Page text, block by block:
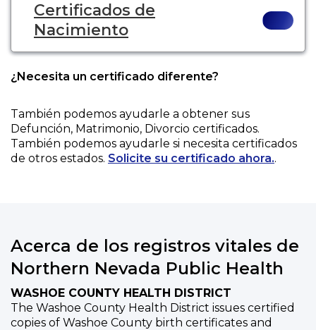
Certificados de
Nacimiento
¿Necesita un certificado diferente?
También podemos ayudarle a obtener sus
Defunción, Matrimonio, Divorcio certificados.
También podemos ayudarle si necesita certificados
de otros estados. Solicite su certificado ahora..
Acerca de los registros vitales de
Northern Nevada Public Health
WASHOE COUNTY HEALTH DISTRICT
The Washoe County Health District issues certified
copies of Washoe County birth certificates and